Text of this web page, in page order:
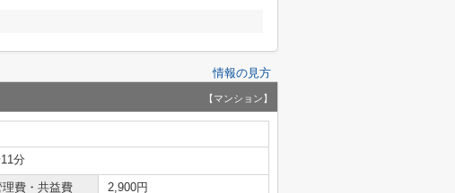
情報の見方
【マンション】
分
理費・共益費
2,900円